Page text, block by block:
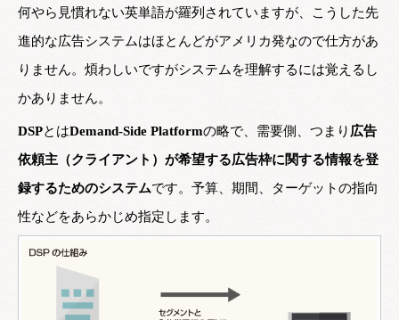
何やら見慣れない英単語が羅列されていますが、こうした先
進的な広告システムはほとんどがアメリカ発なので仕方があ
りません。煩わしいですがシステムを理解するには覚えるし
かありません。
DSPとはDemand-Side Platformの略で、需要側、つまり 広告
依頼主（クライアント）が希望する広告枠に関する情報を登
録するためのシステムです。予算、期間、ターゲットの指向
性などをあらかじめ指定します。